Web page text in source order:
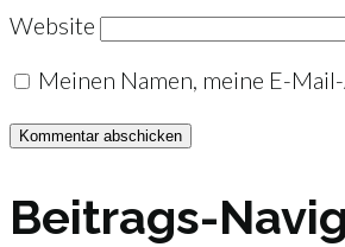
Website
Meinen Namen, meine E-
Beitrags-